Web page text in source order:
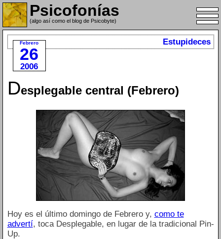
Psicofonías
(algo así como el blog de Psicobyte)
Febrero
26
2006
Estupideces
Desplegable central (Febrero)
Hoy es el último domingo de Febrero y, como te
advertí, toca Desplegable, en lugar de la tradicional Pin-
Up.